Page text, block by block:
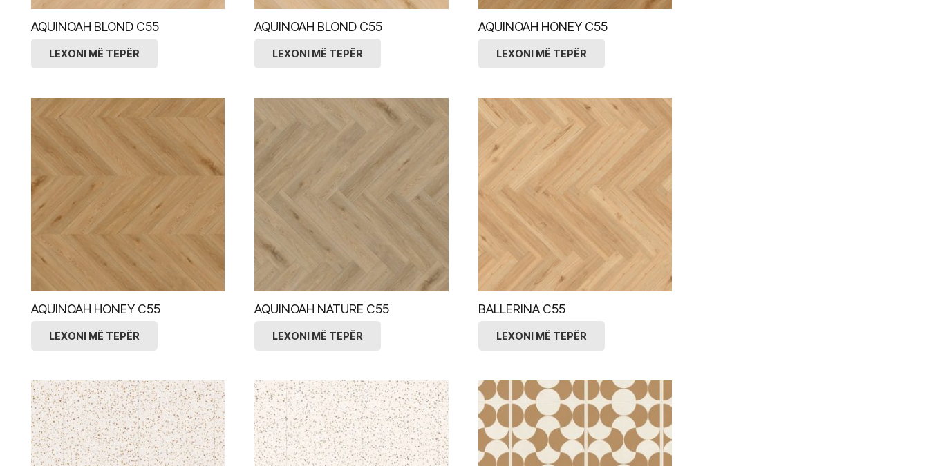
AQUINOAH BLOND C55
LEXONI MË TEPËR
AQUINOAH BLOND C55
LEXONI MË TEPËR
AQUINOAH HONEY C55
LEXONI MË TEPËR
AQUINOAH HONEY C55
LEXONI MË TEPËR
AQUINOAH NATURE C55
LEXONI MË TEPËR
BALLERINA C55
LEXONI MË TEPËR